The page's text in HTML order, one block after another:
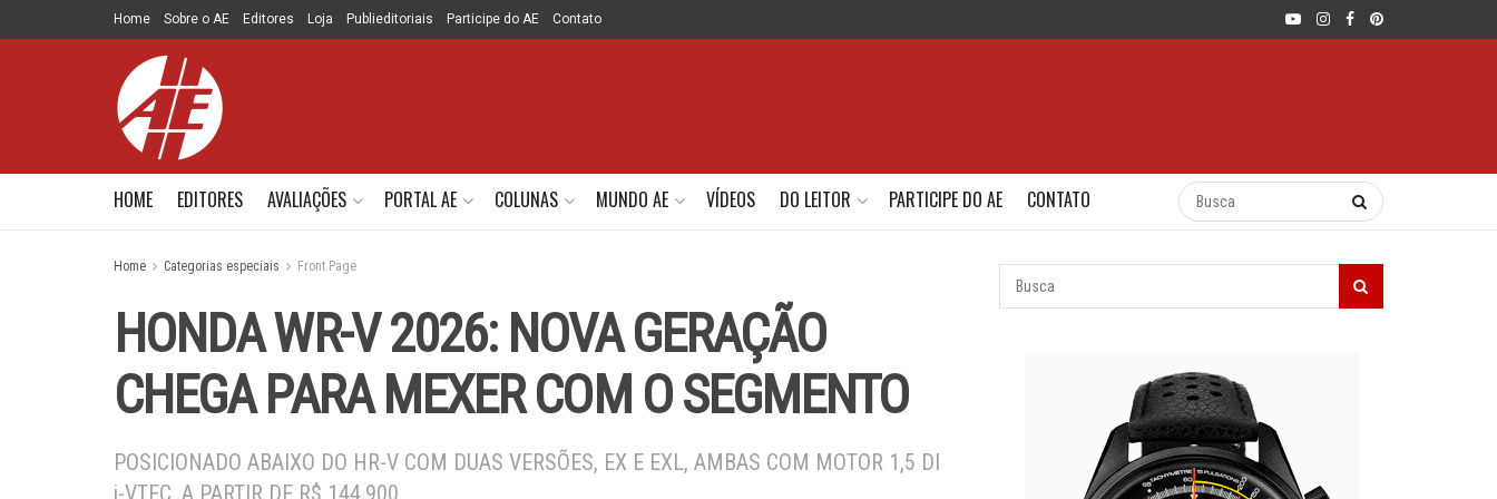
Home Sobre o AE Editores Loja Publieditoriais Participe do AE Contato
HOME EDITORES AVALIAÇÕES PORTAL AE COLUNAS MUNDO AE VÍDEOS DO LEITOR PARTICIPE DO AE CONTATO
Home Categorias especiais Front Page
HONDA WR-V 2026: NOVA GERAÇÃO
CHEGA PARA MEXER COM O SEGMENTO
POSICIONADO ABAIXO DO HR-V COM DUAS VERSÕES, EX E EXL, AMBAS COM MOTOR 1,5 DI
i-VTEC, A PARTIR DE R$ 144.900